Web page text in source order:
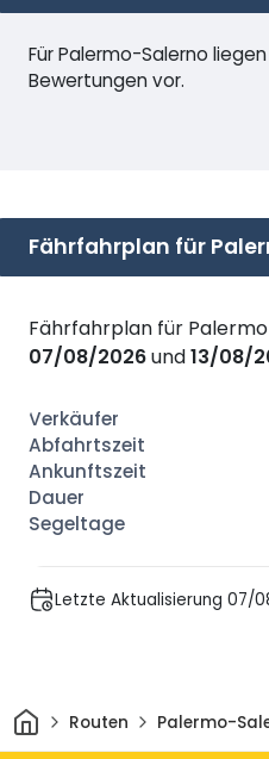
Für Palermo-Salerno
Bewertungen vor.
Fährfahrplan für
Fährfahrplan für
07/08/2026und13/08/
Letzte Aktualisierung 07/
HeimRouten Palermo-